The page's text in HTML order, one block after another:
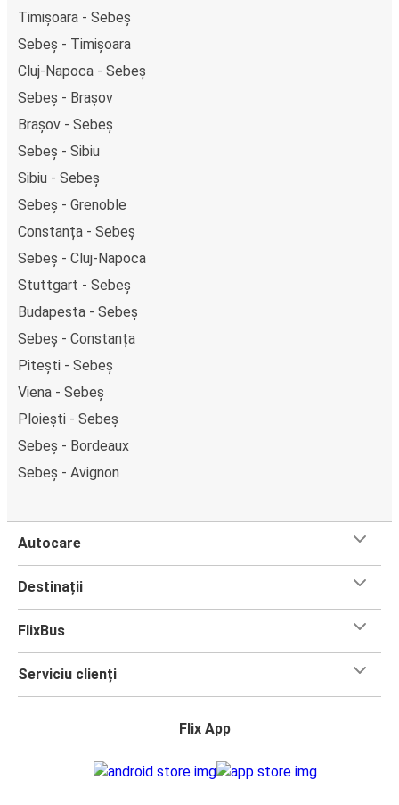
Timișoara - Sebeș
Sebeș - Timișoara
Cluj-Napoca - Sebeș
Sebeș - Brașov
Brașov - Sebeș
Sebeș - Sibiu
Sibiu - Sebeș
Sebeș - Grenoble
Constanța - Sebeș
Sebeș - Cluj-Napoca
Stuttgart - Sebeș
Budapesta - Sebeș
Sebeș - Constanța
Pitești - Sebeș
Viena - Sebeș
Ploiești - Sebeș
Sebeș - Bordeaux
Sebeș - Avignon
Autocare
Destinații
FlixBus
Serviciu clienți
Flix App